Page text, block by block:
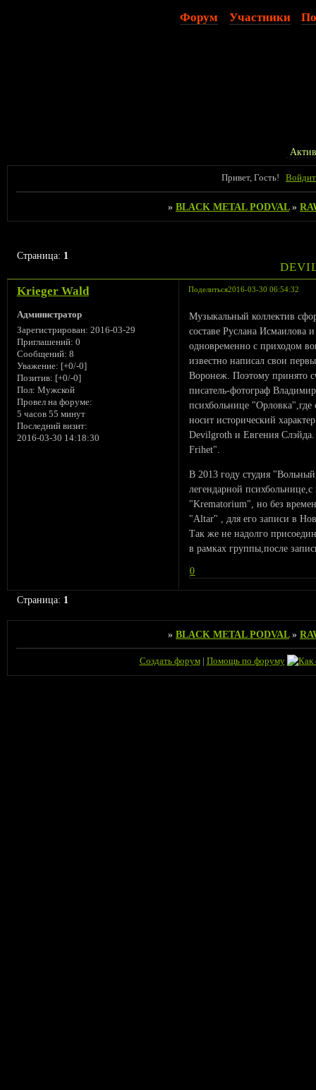
Форум Участники
Привет, Гость!
» BLACK METAL PODVAL »
Страница: 1
Поделиться2016-03-30 06:54:32
Krieger Wald
Администратор
Зарегистрирован: 2016-03-29
Приглашений: 0
Сообщений: 8
Уважение: [+0/-0]
Позитив: [+0/-0]
Пол: Мужской
Провел на форуме:
5 часов 55 минут
Последний визит:
2016-03-30 14:18:30
Музыкальный коллектив
составе Руслана Исмаилова
одновременно с приходом
известно написал свои
Воронеж. Поэтому принято
писатель-фотограф
психбольнице "Орловка",где
носит исторический
Devilgroth и Евгения
Frihet".
В 2013 году студия
легендарной
"Krematorium", но без
"Altar" , для его записи в
Так же не надолго
в рамках группы,после
0
Страница: 1
» BLACK METAL PODVAL »
Создать форум| Помощь по форуму